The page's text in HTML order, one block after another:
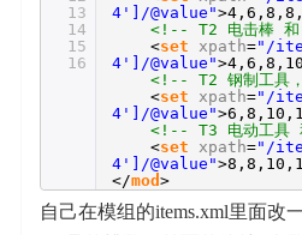
13
14
15
16
4']/@value"
<!-- T2 电击棒
<set xpath="/
4']/@value"
<!-- T2 钢制工具，
<set xpath="/
4']/@value"
<!-- T3 电动工具
<set xpath="/
4']/@value"
</mod >
自己在模组的items.xml里面